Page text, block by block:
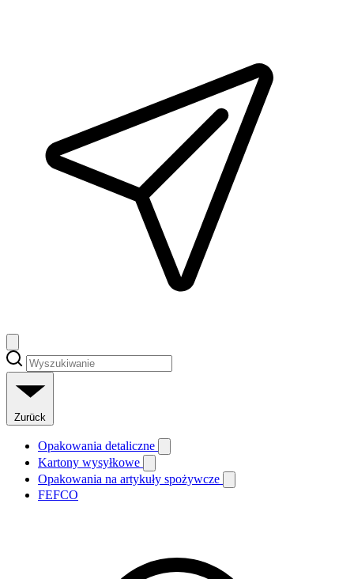
Zurück
Opakowania detaliczne
Kartony wysyłkowe
Opakowania na artykuły spożywcze
FEFCO